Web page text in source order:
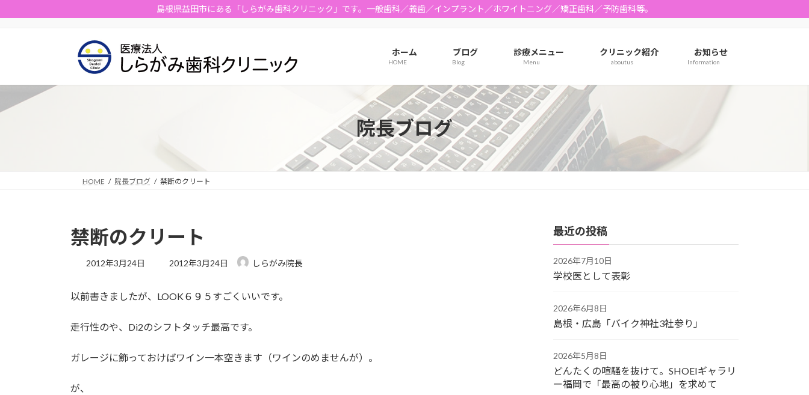
ン
キ
ビ
に
島根県益田市にある「しらがみ歯科クリニック」です。一般歯科／義歯／インプラント／ホワイトニング／矯正歯科／予防歯科等。
ホーム
HOME
ブログ
Blog
診療メニュー
Menu
クリニック紹介
aboutus
お知らせ
Information
院長ブログ
HOME 院長ブログ 禁断のクリート
禁断のクリート
2012年3月24日
最
新
:
2012年3月24日 しらがみ院長
以前書きましたが、LOOK６９５すごくいいです。
走行性のや、Di2のシフトタッチ最高です。
ガレージに飾っておけばワイン一本空きます（ワインのめませんが）。
が、
最近の投稿
2026年7月10日
学校医として表彰
2026年6月8日
島根・広島「バイク神社3社参り」
2026年5月8日
どんたくの喧騒を抜けて。SHOEIギャラリ
ー福岡で「最高の被り心地」を求めて